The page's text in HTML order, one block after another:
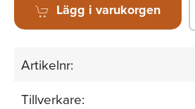
Lägg i varukorgen
Artikelnr:
Tillverkare: